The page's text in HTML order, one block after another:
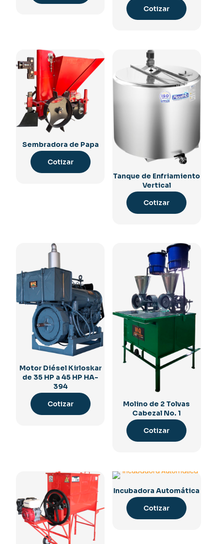
Cotizar
Sembradora de Papa
Cotizar
Tanque de Enfriamiento
Vertical
Cotizar
Motor Diésel Kirloskar
de 35 HP a 45 HP HA-
394
Cotizar
Molino de 2 Tolvas
Cabezal No. 1
Cotizar
Incubadora Automática
Cotizar